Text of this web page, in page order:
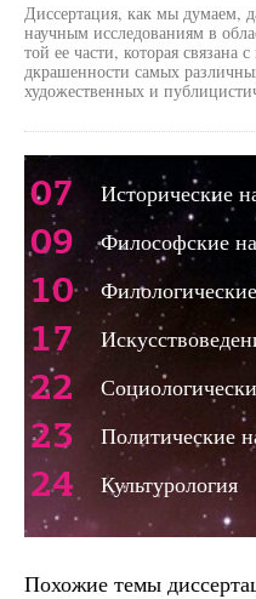
Диссертация, как мы думаем,
научным исследованиям в
той ее части, которая связана
дкрашенности самых
художественных и
07 Исторические
09 Философские
10
17
22
23 Политические
24 Культурология
Похожие темы